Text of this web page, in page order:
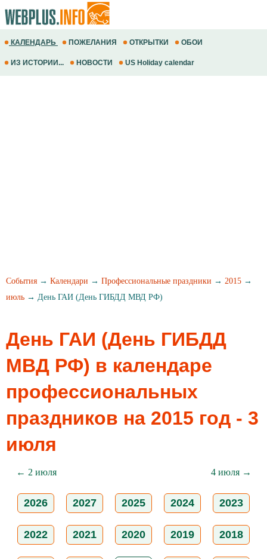
КАЛЕНДАРЬ ПОЖЕЛАНИЯ ОТКРЫТКИ ОБОИ
ИЗ ИСТОРИИ... НОВОСТИ US Holiday calendar
События → Календари → Профессиональные праздники → 2015 →
июль → День ГАИ (День ГИБДД МВД РФ)
День ГАИ (День ГИБДД
МВД РФ) в календаре
профессиональных
праздников на 2015 год - 3
июля
← 2 июля 4 июля →
2026 2027 2025 2024 2023
2022 2021 2020 2019 2018